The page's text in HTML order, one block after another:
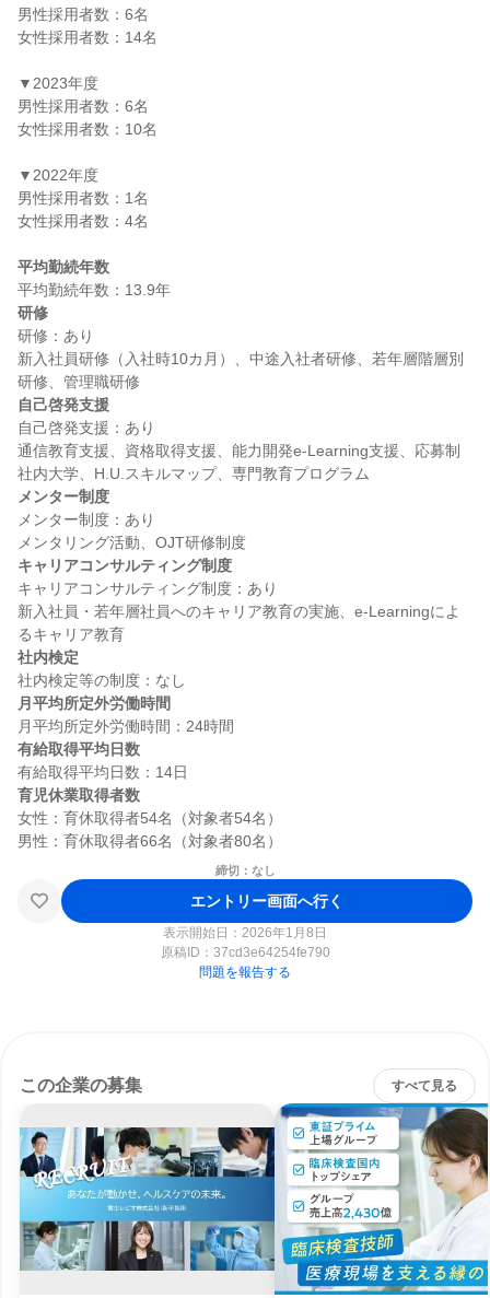
男性採用者数：6名
女性採用者数：14名
▼2023年度
男性採用者数：6名
女性採用者数：10名
▼2022年度
男性採用者数：1名
女性採用者数：4名
平均勤続年数
研修
研修：あり
新入社員研修（入社時10カ月）、中途入社者研修、若年層階層別
自己啓発支援
自己啓発支援：あり
通信教育支援、資格取得支援、能力開発e-Learning支援、応募制
メンター制度
メンター制度：あり
キャリアコンサルティング制度
キャリアコンサルティング制度：あり
新入社員・若年層社員へのキャリア教育の実施、e-Learningによ
社内検定
月平均所定外労働時間
有給取得平均日数
育児休業取得者数
女性：育休取得者54名（対象者54名）
締切：なし
エントリー画面へ行く
表示開始日：2026年1月8日
原稿ID： 37cd3e64254fe790
問題を報告する
この企業の募集 すべて見る